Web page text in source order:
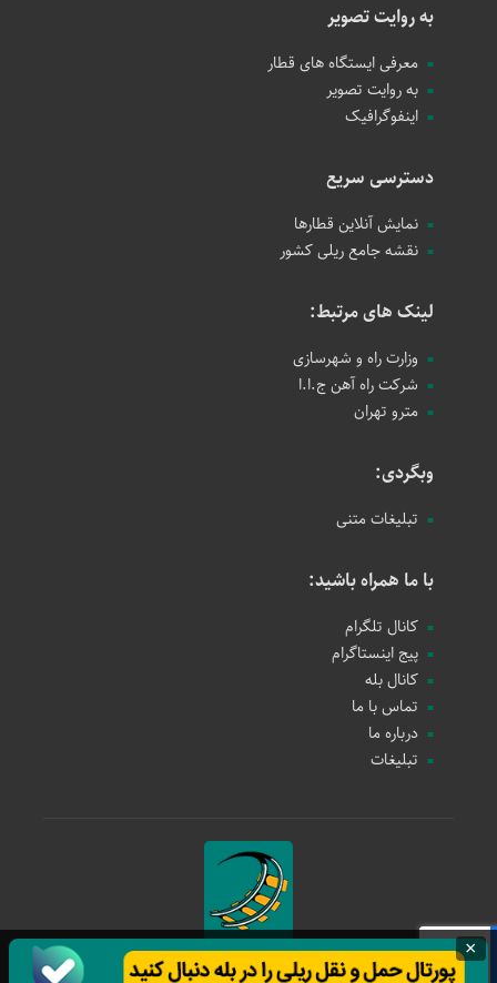
به روایت تصویر
معرفی ایستگاه های قطار
به روایت تصویر
اینفوگرافیک
دسترسی سریع
نمایش آنلاین قطارها
نقشه جامع ریلی کشور
لینک های مرتبط:
وزارت راه و شهرسازی
شرکت راه آهن ج.ا.ا
مترو تهران
وبگردی:
تبلیغات متنی
با ما همراه باشید:
کانال تلگرام
پیج اینستاگرام
کانال بله
تماس با ما
درباره ما
تبلیغات
حمل و نقل ریلی
×